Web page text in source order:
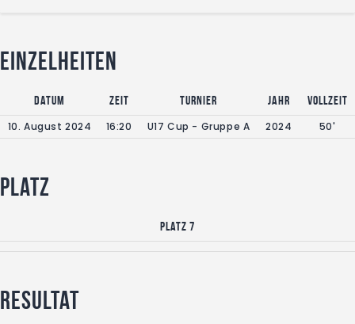
Einzelheiten
Datum Zeit Turnier Jahr
Vollzeit
10. August 2024
16:20 U17 Cup - Gruppe A 2024 50'
Platz
Platz 7
Resultat